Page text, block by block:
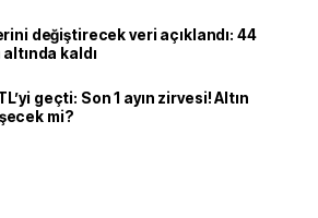
değiştirecek veri açıklandı: 44
kaldı
geçti: Son 1 ayın zirvesi! Altın
mi?